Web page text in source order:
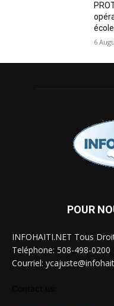
6
POUR
INFOHAITI.NET Tous
Teléphone: 508-498-0200
Courriel: